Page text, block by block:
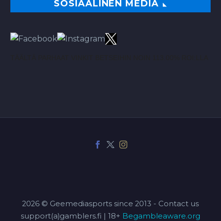
SOSIAALINEN MEDIA
2026 © Geemediasports since 2013 - Contact us
support(a)gamblers.fi | 18+ Begambleaware.org